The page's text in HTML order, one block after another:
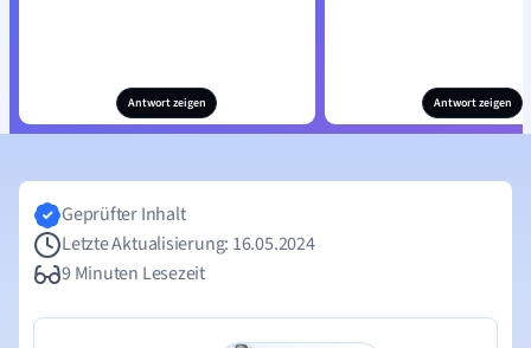
Antwort zeigen Antwort zeigen
Geprüfter Inhalt
Letzte Aktualisierung: 16.05.2024
9 Minuten Lesezeit